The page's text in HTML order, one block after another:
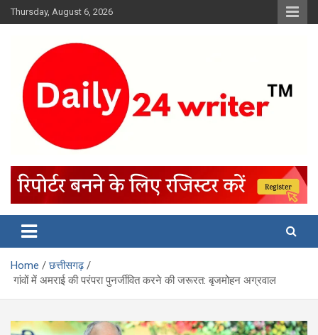
Skip
to
Thursday, August 6, 2026
Home
छत्तीसगढ़
गांवों में अमराई की परंपरा पुनर्जीवित करने की जरूरत: बृजमोहन अग्रवाल